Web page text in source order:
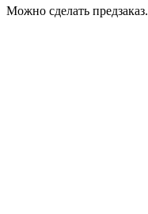
Можно сделать предзаказ.